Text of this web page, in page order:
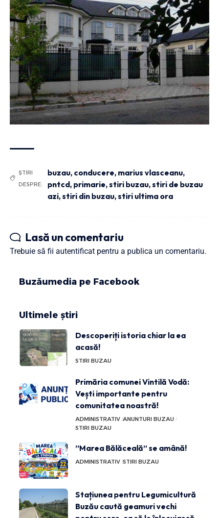
ȘTIRI
DESPRE:
buzau, conducere, marius vlasceanu,
pntcd, primarie,stiri buzau,stiri de buzau
azi,stiri din buzau,stiri ultima ora
Lasă un comentariu
Trebuie să fii autentificat pentru a publica un comentariu.
Buzăumedia pe Facebook
Ultimele știri
Descoperiți istoria chiar la ea
acasă!
STIRI BUZAU
Primăria comunei Vintilă Vodă:
Vești importante pentru
comunitatea noastră!
ADMINISTRATIV ANUNTURI BUZAU
STIRI BUZAU
”Marea Bălăceală” se amână!
ADMINISTRATIV STIRI BUZAU
Stațiunea pentru Legumicultură
Buzău caută geamuri vechi